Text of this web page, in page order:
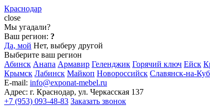
Краснодар
close
Мы угадали?
Ваш регион: ?
Да, мой Нет, выберу другой
Выберите ваш регион
Абинск Анапа Армавир Геленджик Горячий ключ Ейск
Крымск Лабинск Майкоп Новороссийск Славянск-на-
E-mail: info@exponat-mebel.ru
Адрес: г. Краснодар, ул. Черкасская 137
+7 (953) 093-48-83 Заказать звонок